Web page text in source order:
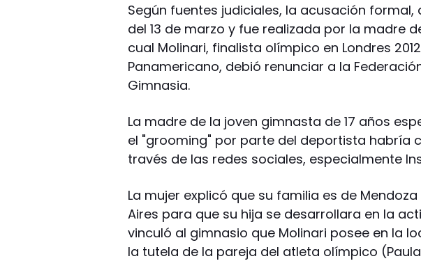
Según fuentes judiciales, la acusación
del 13 de marzo y fue realizada por la madre
cual Molinari, finalista olímpico en Londres
Panamericano, debió renunciar a la
Gimnasia.
La madre de la joven gimnasta de 17 años
el "grooming" por parte del deportista habría
través de las redes sociales, especialmente
La mujer explicó que su familia es de
Aires para que su hija se desarrollara en la
vinculó al gimnasio que Molinari posee en la
la tutela de la pareja del atleta olímpico